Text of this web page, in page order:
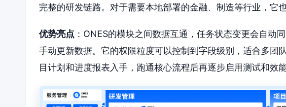
完整的研发链路。对于需要本地部署的金融、制造等行业，它
优势亮点 ：ONES的模块之间数据互通，任务状态变更会自动
手动更新数据。它的权限粒度可以控制到字段级别，适合多团
目计划和进度报表入手，跑通核心流程后再逐步启用测试和效